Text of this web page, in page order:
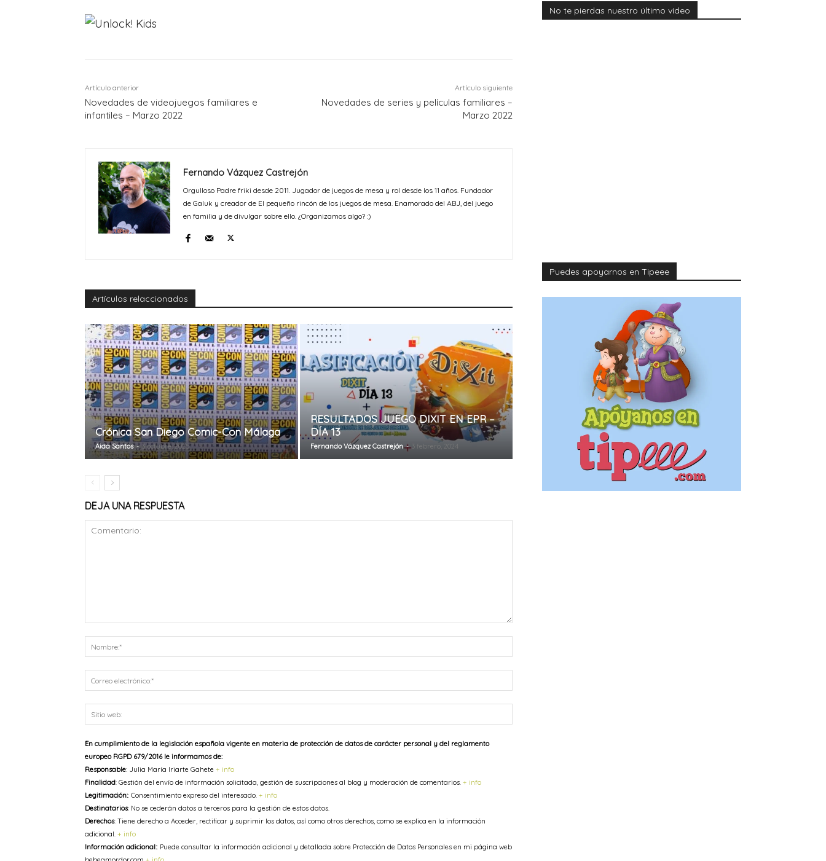
Artículo anterior
Novedades de videojuegos familiares e
infantiles – Marzo 2022
Artículo siguiente
Novedades de series y películas familiares –
Marzo 2022
Fernando Vázquez Castrejón
Orgulloso Padre friki desde 2011. Jugador de juegos de mesa y rol desde los 11 años. Fundador
de Galuk y creador de El pequeño rincón de los juegos de mesa. Enamorado del ABJ, del juego
en familia y de divulgar sobre ello. ¿Organizamos algo? :)
Artículos relaccionados
Crónica San Diego Comic-Con Málaga
Aida Santos - 3 octubre, 2025
RESULTADOS JUEGO DIXIT EN EPR –
DÍA 13
Fernando Vázquez Castrejón - 3 febrero, 2024
DEJA UNA RESPUESTA
electrónico:*
web:
En cumplimiento de la legislación española vigente en materia de protección de datos de carácter personal y del reglamento
europeo RGPD 679/2016 le informamos de:
Responsable: Julia María Iriarte Gahete + info
Finalidad: Gestión del envío de información solicitada, gestión de suscripciones al blog y moderación de comentarios. + info
Legitimación:: Consentimiento expreso del interesado. + info
Destinatarios: No se cederán datos a terceros para la gestión de estos datos.
Derechos: Tiene derecho a Acceder, rectificar y suprimir los datos, así como otros derechos, como se explica en la información
adicional. + info
Información adicional:: Puede consultar la información adicional y detallada sobre Protección de Datos Personales en mi página web
No te pierdas nuestro último vídeo
Puedes apoyarnos en Tipeee